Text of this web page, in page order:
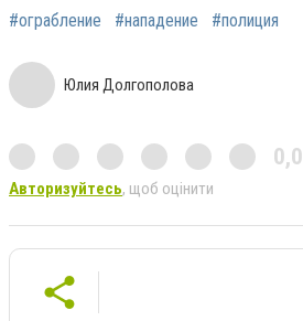
#ограбление #нападение #полиция
Юлия Долгополова
0,0
Авторизуйтесь, щоб оцінити